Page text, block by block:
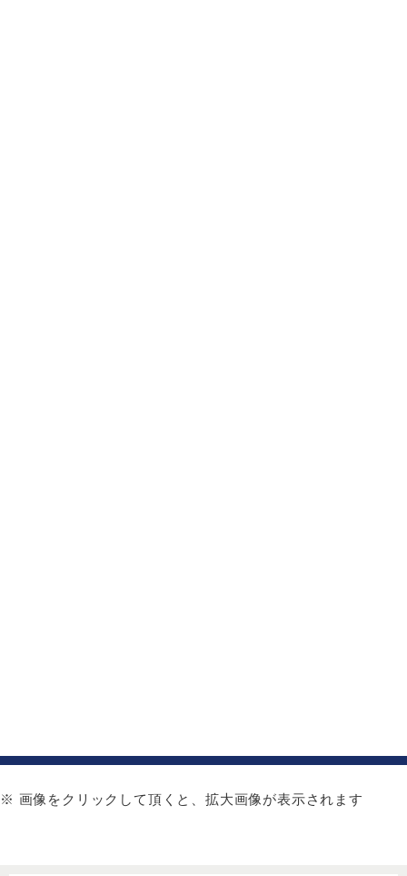
※ 画像をクリックして頂くと、拡大画像が表示されます